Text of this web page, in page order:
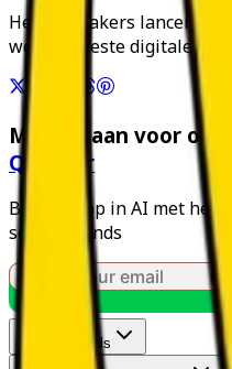
Helpen makers lanceren,
werelds beste digitale tools.
Meld je aan voor
Questor
Blijf voorop in AI met het
source trends
Trending Tools